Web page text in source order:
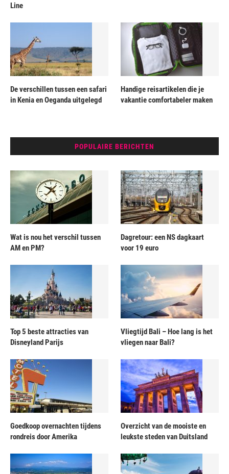
Line
De verschillen tussen een safari
in Kenia en Oeganda uitgelegd
Handige reisartikelen die je
vakantie comfortabeler maken
POPULAIRE BERICHTEN
Wat is nou het verschil tussen
AM en PM?
Dagretour: een NS dagkaart
voor 19 euro
Top 5 beste attracties van
Disneyland Parijs
Vliegtijd Bali – Hoe lang is het
vliegen naar Bali?
Goedkoop overnachten tijdens
rondreis door Amerika
Overzicht van de mooiste en
leukste steden van Duitsland